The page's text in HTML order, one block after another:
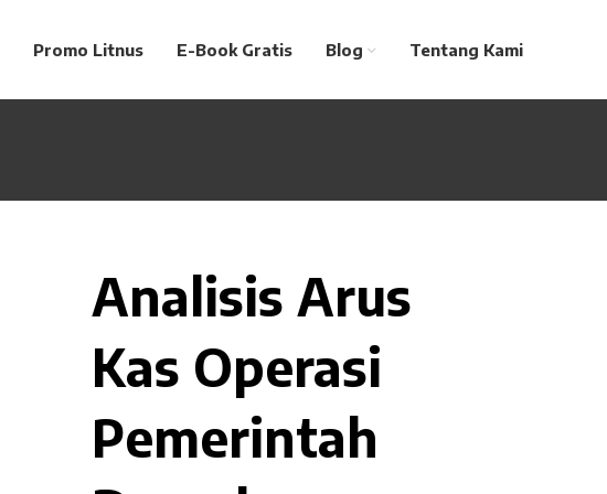
Promo Litnus E-Book Gratis Blog Tentang Kami
Analisis Arus
Kas Operasi
Pemerintah